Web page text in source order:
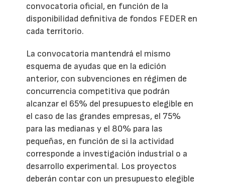
convocatoria oficial, en función de la
disponibilidad definitiva de fondos FEDER en
cada territorio.
La convocatoria mantendrá el mismo
esquema de ayudas que en la edición
anterior, con subvenciones en régimen de
concurrencia competitiva que podrán
alcanzar el 65% del presupuesto elegible en
el caso de las grandes empresas, el 75%
para las medianas y el 80% para las
pequeñas, en función de si la actividad
corresponde a investigación industrial o a
desarrollo experimental. Los proyectos
deberán contar con un presupuesto elegible